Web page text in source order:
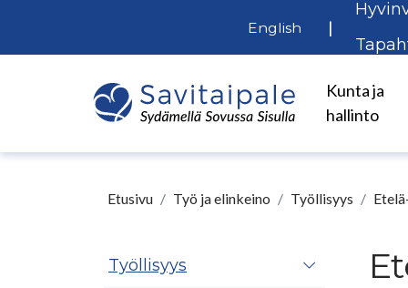
English |
Kunta ja
hallinto
Etusivu Työ ja elinkeino Työllisyys
Työllisyys